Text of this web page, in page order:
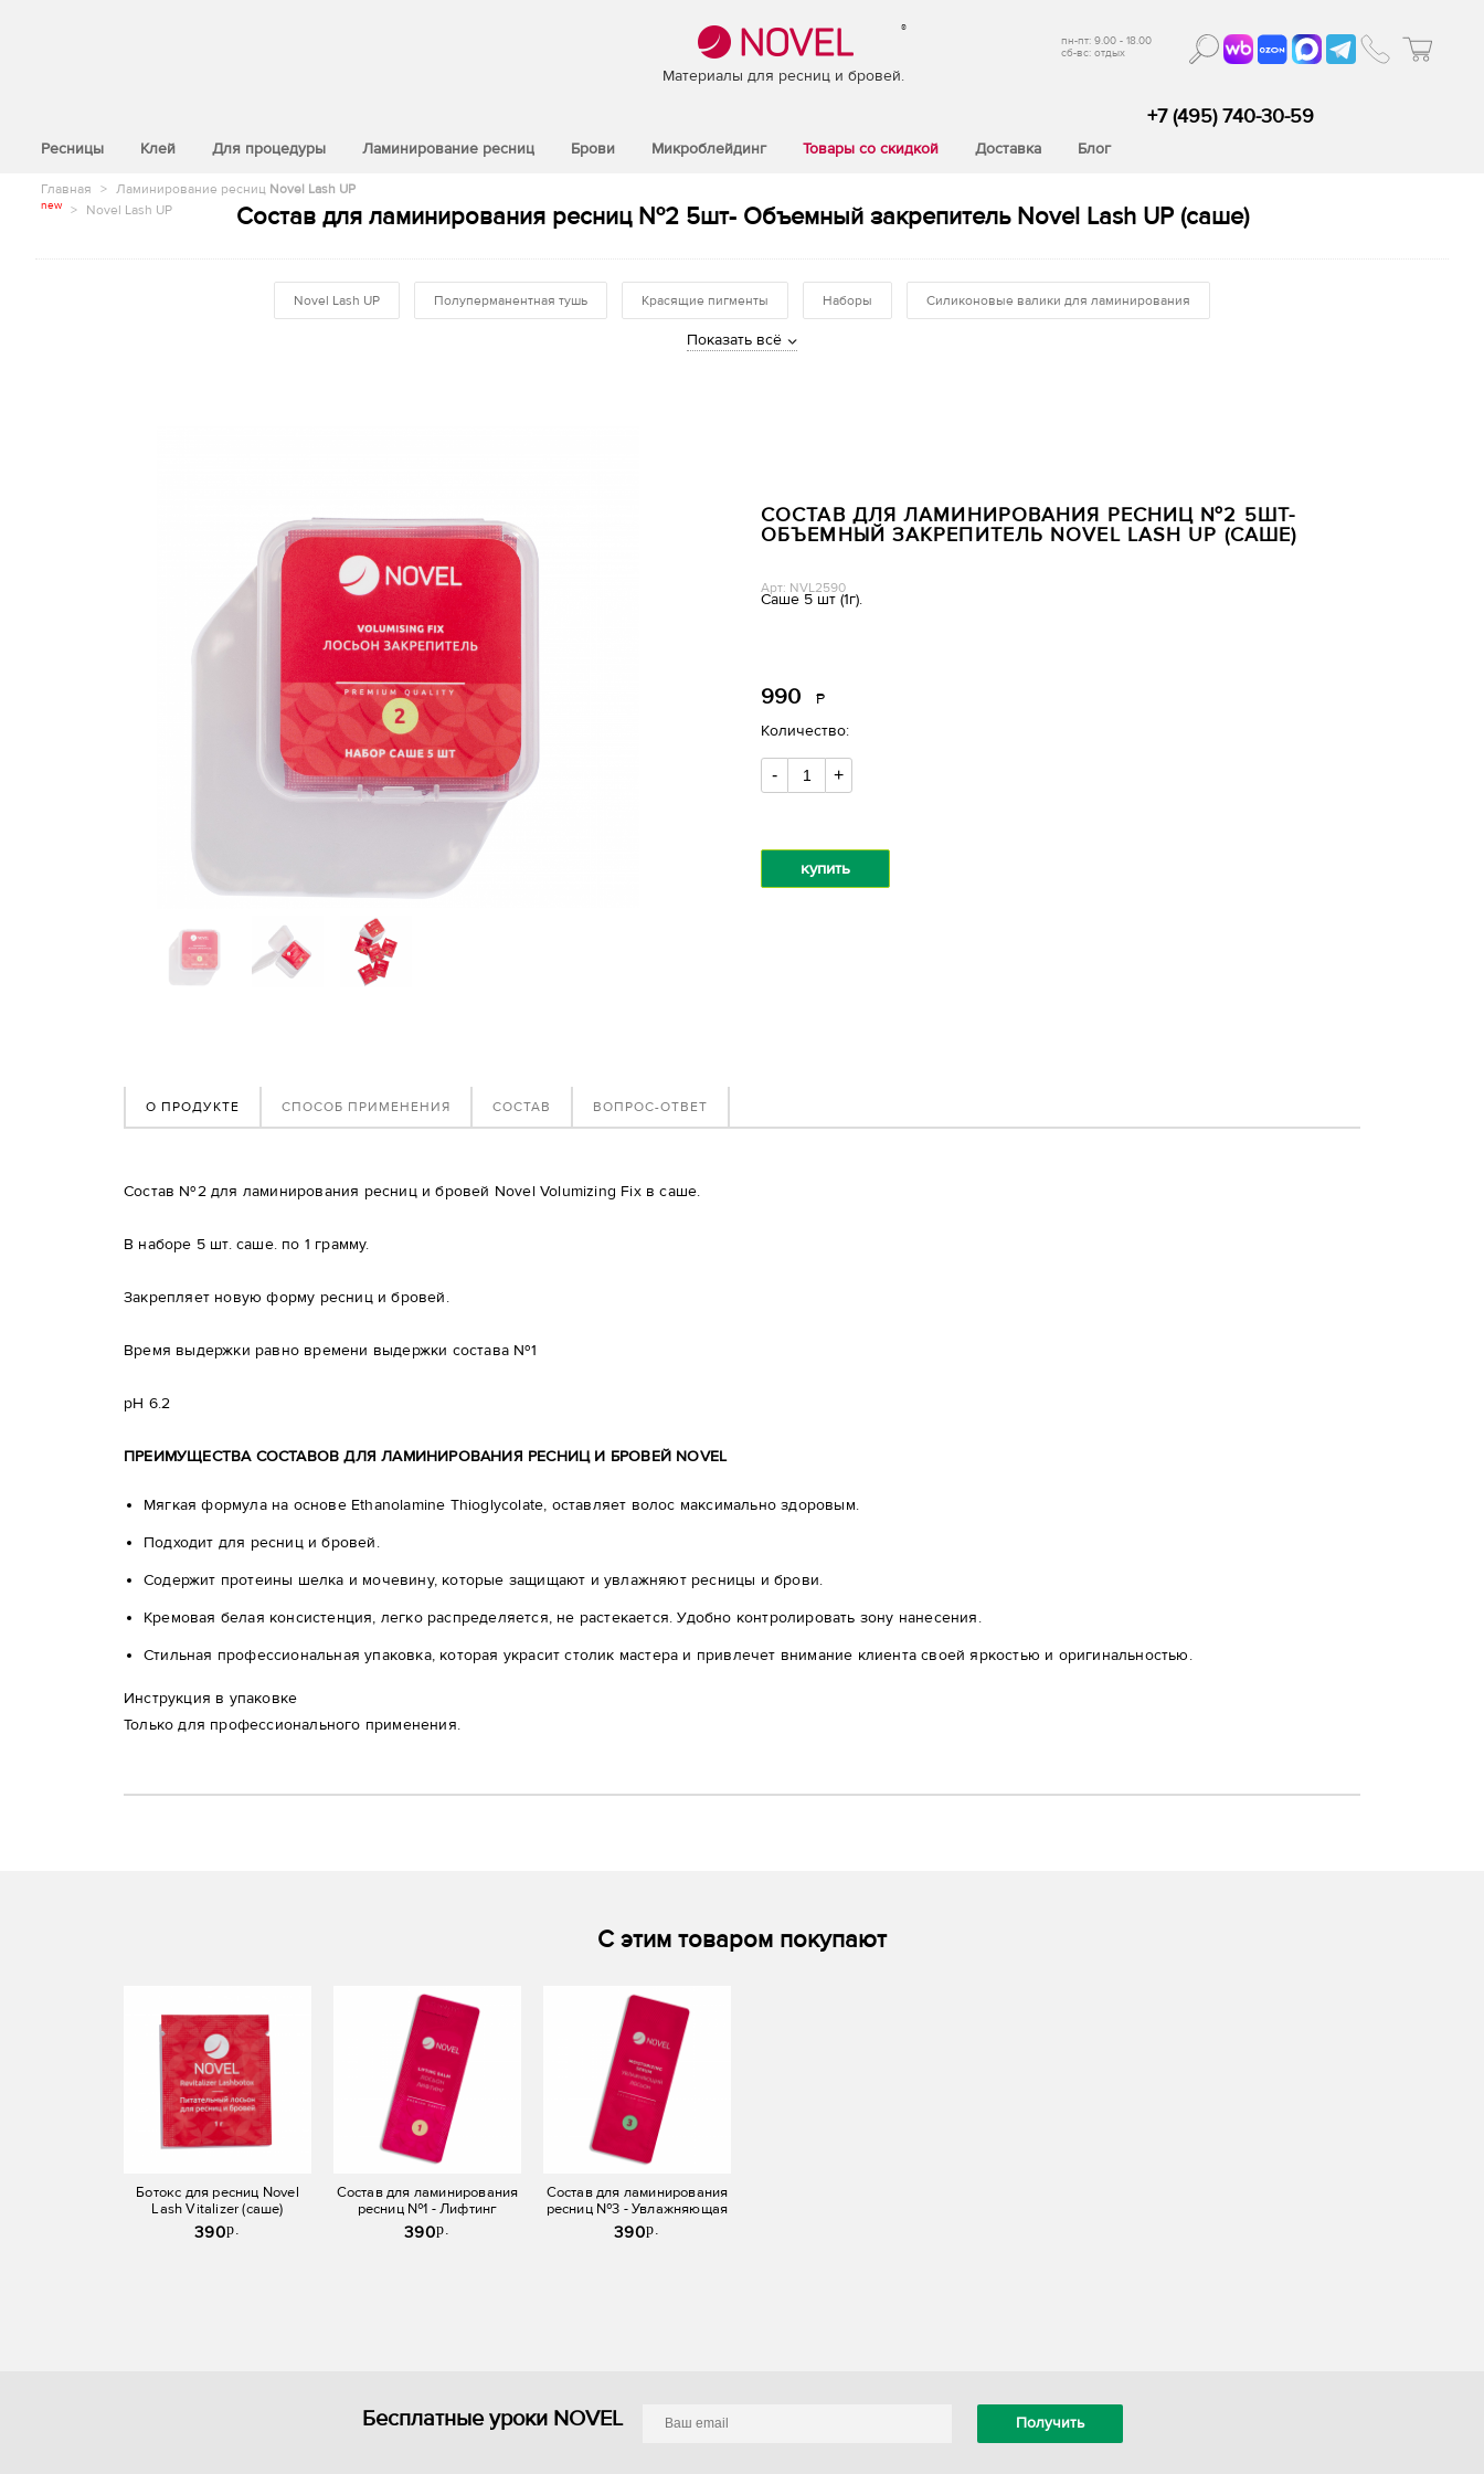
®
Материалы для ресниц и бровей.
пн-пт: 9.00 - 18.00
сб-вс: отдых
Ресницы Клей Для процедуры Ламинирование ресниц Брови Микроблейдинг Товары со скидкой Доставка Блог
+7 (495) 740-30-59
Главная > Ламинирование ресниц Novel Lash UP
new > Novel Lash UP Состав для ламинирования ресниц №2 5шт- Объемный закрепитель Novel Lash UP (саше)
Novel Lash UP Полуперманентная тушь Красящие пигменты Наборы Силиконовые валики для ламинирования
Показать всё
СОСТАВ ДЛЯ ЛАМИНИРОВАНИЯ РЕСНИЦ №2 5ШТ-
ОБЪЕМНЫЙ ЗАКРЕПИТЕЛЬ NOVEL LASH UP (САШЕ)
Арт: NVL2590
Саше 5 шт (1г).
990 Р
Количество:
- +
купить
О ПРОДУКТЕ СПОСОБ ПРИМЕНЕНИЯ СОСТАВ ВОПРОС-ОТВЕТ
Состав №2 для ламинирования ресниц и бровей Novel Volumizing Fix в саше.
В наборе 5 шт. саше. по 1 грамму.
Закрепляет новую форму ресниц и бровей.
Время выдержки равно времени выдержки состава №1
pH 6.2
ПРЕИМУЩЕСТВА СОСТАВОВ ДЛЯ ЛАМИНИРОВАНИЯ РЕСНИЦ И БРОВЕЙ NOVEL
Мягкая формула на основе Ethanolamine Thioglycolate, оставляет волос максимально здоровым.
Подходит для ресниц и бровей.
Содержит протеины шелка и мочевину, которые защищают и увлажняют ресницы и брови.
Кремовая белая консистенция, легко распределяется, не растекается. Удобно контролировать зону нанесения.
Стильная профессиональная упаковка, которая украсит столик мастера и привлечет внимание клиента своей яркостью и оригинальностью.
Инструкция в упаковке
Только для профессионального применения.
С этим товаром покупают
Ботокс для ресниц Novel
Lash Vitalizer (саше)
390p.
Состав для ламинирования
ресниц №1 - Лифтинг
бальзам Novel (саше)
390p.
Состав для ламинирования
ресниц №3 - Увлажняющая
сыворотка Novel Lash UP
(саше)
390p.
Бесплатные уроки NOVEL